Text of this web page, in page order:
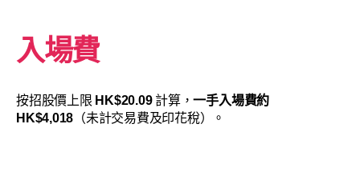
入場費
按招股價上限 HK$20.09計算，一手入場費約
HK$4,018 （未計交易費及印花稅）。